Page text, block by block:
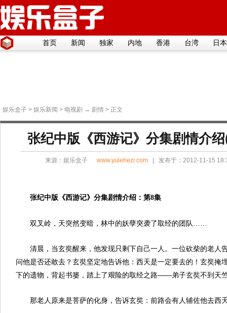
首页 新闻 独家 内地 香港 台湾 日本
娱乐盒子 > 娱乐新闻 > 电视剧 → 剧情 > 正文
张纪中版《西游记》分集剧情介
来源： 娱乐盒子 www.yulehezi.com | 发布于：2012-11-15
张纪中版《西游记》分集剧情介绍：第8集
双叉岭，天突然变暗，林中的妖孽突袭了取经的团队……
清晨，当玄奘醒来，他发现只剩下自己一人。一位砍柴的老人
问他是否还敢去？玄奘坚定地告诉他：西天是一定要去的！玄奘掩
下的遗物，背起书篓，踏上了艰险的取经之路——弟子玄奘不到天
那老人原来是菩萨的化身，告诉玄奘：前路会有人辅佐他去